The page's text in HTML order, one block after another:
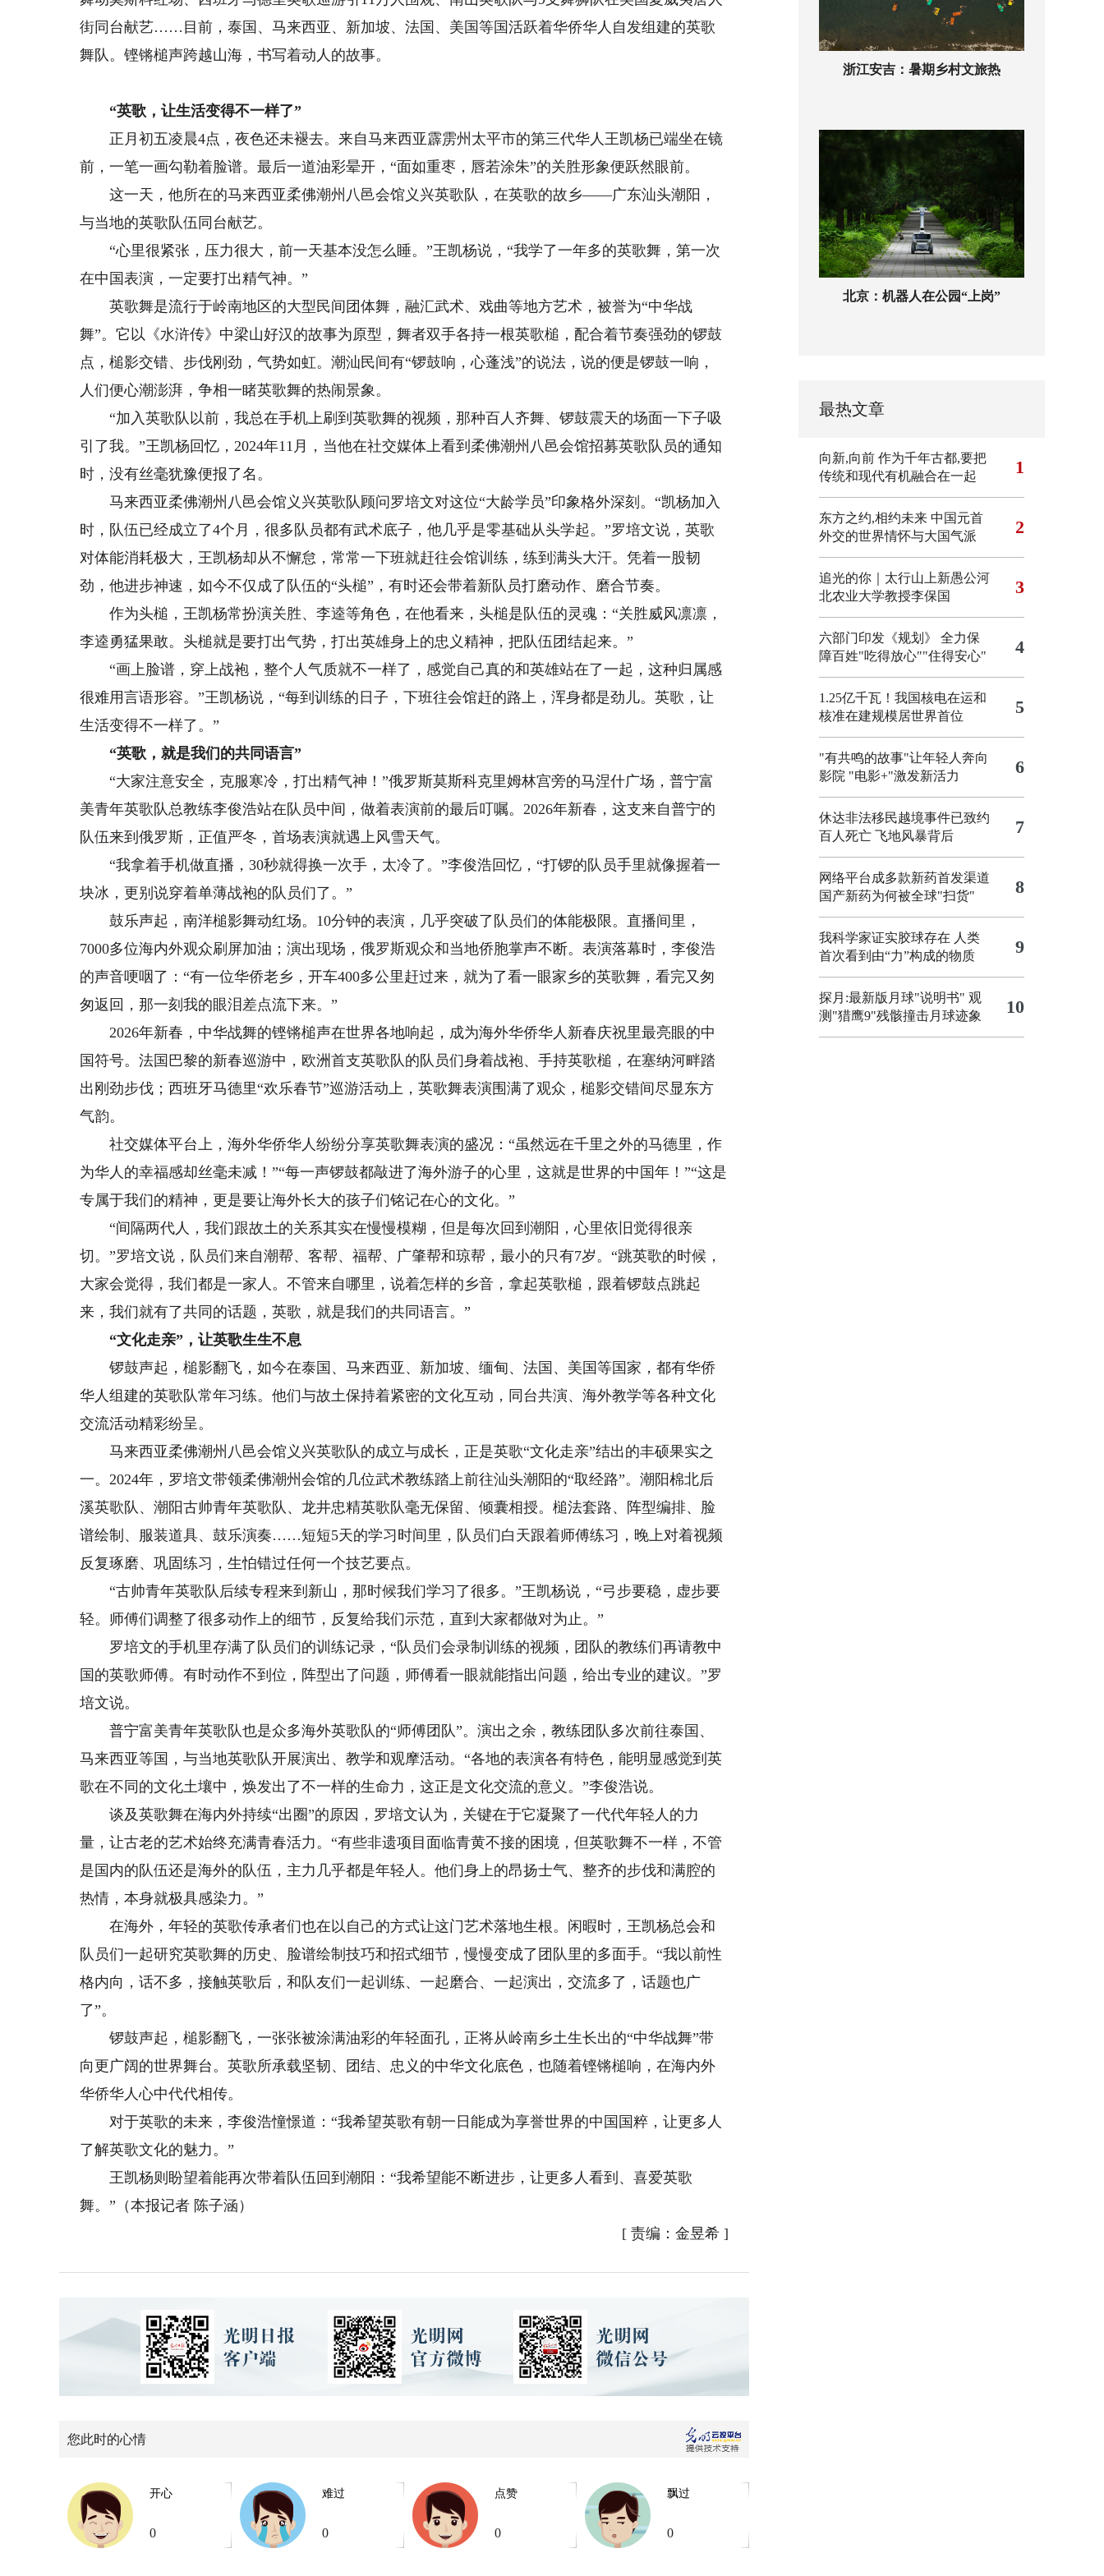
街同台献艺……目前，泰国、马来西亚、新加坡、法国、美国等国活跃着华侨华人自发组建的英歌
舞队。铿锵槌声跨越山海，书写着动人的故事。
“英歌，让生活变得不一样了”
正月初五凌晨4点，夜色还未褪去。来自马来西亚霹雳州太平市的第三代华人王凯杨已端坐在镜
前，一笔一画勾勒着脸谱。最后一道油彩晕开，“面如重枣，唇若涂朱”的关胜形象便跃然眼前。
这一天，他所在的马来西亚柔佛潮州八邑会馆义兴英歌队，在英歌的故乡——广东汕头潮阳，
与当地的英歌队伍同台献艺。
“心里很紧张，压力很大，前一天基本没怎么睡。”王凯杨说，“我学了一年多的英歌舞，第一次
在中国表演，一定要打出精气神。”
英歌舞是流行于岭南地区的大型民间团体舞，融汇武术、戏曲等地方艺术，被誉为“中华战
舞”。它以《水浒传》中梁山好汉的故事为原型，舞者双手各持一根英歌槌，配合着节奏强劲的锣鼓
点，槌影交错、步伐刚劲，气势如虹。潮汕民间有“锣鼓响，心蓬浅”的说法，说的便是锣鼓一响，
人们便心潮澎湃，争相一睹英歌舞的热闹景象。
“加入英歌队以前，我总在手机上刷到英歌舞的视频，那种百人齐舞、锣鼓震天的场面一下子吸
引了我。”王凯杨回忆，2024年11月，当他在社交媒体上看到柔佛潮州八邑会馆招募英歌队员的通知
时，没有丝毫犹豫便报了名。
马来西亚柔佛潮州八邑会馆义兴英歌队顾问罗培文对这位“大龄学员”印象格外深刻。“凯杨加入
时，队伍已经成立了4个月，很多队员都有武术底子，他几乎是零基础从头学起。”罗培文说，英歌
对体能消耗极大，王凯杨却从不懈怠，常常一下班就赶往会馆训练，练到满头大汗。凭着一股韧
劲，他进步神速，如今不仅成了队伍的“头槌”，有时还会带着新队员打磨动作、磨合节奏。
作为头槌，王凯杨常扮演关胜、李逵等角色，在他看来，头槌是队伍的灵魂：“关胜威风凛凛，
李逵勇猛果敢。头槌就是要打出气势，打出英雄身上的忠义精神，把队伍团结起来。”
“画上脸谱，穿上战袍，整个人气质就不一样了，感觉自己真的和英雄站在了一起，这种归属感
很难用言语形容。”王凯杨说，“每到训练的日子，下班往会馆赶的路上，浑身都是劲儿。英歌，让
生活变得不一样了。”
“英歌，就是我们的共同语言”
“大家注意安全，克服寒冷，打出精气神！”俄罗斯莫斯科克里姆林宫旁的马涅什广场，普宁富
美青年英歌队总教练李俊浩站在队员中间，做着表演前的最后叮嘱。2026年新春，这支来自普宁的
队伍来到俄罗斯，正值严冬，首场表演就遇上风雪天气。
“我拿着手机做直播，30秒就得换一次手，太冷了。”李俊浩回忆，“打锣的队员手里就像握着一
块冰，更别说穿着单薄战袍的队员们了。”
鼓乐声起，南洋槌影舞动红场。10分钟的表演，几乎突破了队员们的体能极限。直播间里，
7000多位海内外观众刷屏加油；演出现场，俄罗斯观众和当地侨胞掌声不断。表演落幕时，李俊浩
的声音哽咽了：“有一位华侨老乡，开车400多公里赶过来，就为了看一眼家乡的英歌舞，看完又匆
匆返回，那一刻我的眼泪差点流下来。”
2026年新春，中华战舞的铿锵槌声在世界各地响起，成为海外华侨华人新春庆祝里最亮眼的中
国符号。法国巴黎的新春巡游中，欧洲首支英歌队的队员们身着战袍、手持英歌槌，在塞纳河畔踏
出刚劲步伐；西班牙马德里“欢乐春节”巡游活动上，英歌舞表演围满了观众，槌影交错间尽显东方
气韵。
社交媒体平台上，海外华侨华人纷纷分享英歌舞表演的盛况：“虽然远在千里之外的马德里，作
为华人的幸福感却丝毫未减！”“每一声锣鼓都敲进了海外游子的心里，这就是世界的中国年！”“这是
专属于我们的精神，更是要让海外长大的孩子们铭记在心的文化。”
“间隔两代人，我们跟故土的关系其实在慢慢模糊，但是每次回到潮阳，心里依旧觉得很亲
切。”罗培文说，队员们来自潮帮、客帮、福帮、广肇帮和琼帮，最小的只有7岁。“跳英歌的时候，
大家会觉得，我们都是一家人。不管来自哪里，说着怎样的乡音，拿起英歌槌，跟着锣鼓点跳起
来，我们就有了共同的话题，英歌，就是我们的共同语言。”
“文化走亲”，让英歌生生不息
锣鼓声起，槌影翻飞，如今在泰国、马来西亚、新加坡、缅甸、法国、美国等国家，都有华侨
华人组建的英歌队常年习练。他们与故土保持着紧密的文化互动，同台共演、海外教学等各种文化
交流活动精彩纷呈。
马来西亚柔佛潮州八邑会馆义兴英歌队的成立与成长，正是英歌“文化走亲”结出的丰硕果实之
一。2024年，罗培文带领柔佛潮州会馆的几位武术教练踏上前往汕头潮阳的“取经路”。潮阳棉北后
溪英歌队、潮阳古帅青年英歌队、龙井忠精英歌队毫无保留、倾囊相授。槌法套路、阵型编排、脸
谱绘制、服装道具、鼓乐演奏……短短5天的学习时间里，队员们白天跟着师傅练习，晚上对着视频
反复琢磨、巩固练习，生怕错过任何一个技艺要点。
“古帅青年英歌队后续专程来到新山，那时候我们学习了很多。”王凯杨说，“弓步要稳，虚步要
轻。师傅们调整了很多动作上的细节，反复给我们示范，直到大家都做对为止。”
罗培文的手机里存满了队员们的训练记录，“队员们会录制训练的视频，团队的教练们再请教中
国的英歌师傅。有时动作不到位，阵型出了问题，师傅看一眼就能指出问题，给出专业的建议。”罗
培文说。
普宁富美青年英歌队也是众多海外英歌队的“师傅团队”。演出之余，教练团队多次前往泰国、
马来西亚等国，与当地英歌队开展演出、教学和观摩活动。“各地的表演各有特色，能明显感觉到英
歌在不同的文化土壤中，焕发出了不一样的生命力，这正是文化交流的意义。”李俊浩说。
谈及英歌舞在海内外持续“出圈”的原因，罗培文认为，关键在于它凝聚了一代代年轻人的力
量，让古老的艺术始终充满青春活力。“有些非遗项目面临青黄不接的困境，但英歌舞不一样，不管
是国内的队伍还是海外的队伍，主力几乎都是年轻人。他们身上的昂扬士气、整齐的步伐和满腔的
热情，本身就极具感染力。”
在海外，年轻的英歌传承者们也在以自己的方式让这门艺术落地生根。闲暇时，王凯杨总会和
队员们一起研究英歌舞的历史、脸谱绘制技巧和招式细节，慢慢变成了团队里的多面手。“我以前性
格内向，话不多，接触英歌后，和队友们一起训练、一起磨合、一起演出，交流多了，话题也广
了”。
锣鼓声起，槌影翻飞，一张张被涂满油彩的年轻面孔，正将从岭南乡土生长出的“中华战舞”带
向更广阔的世界舞台。英歌所承载坚韧、团结、忠义的中华文化底色，也随着铿锵槌响，在海内外
华侨华人心中代代相传。
对于英歌的未来，李俊浩憧憬道：“我希望英歌有朝一日能成为享誉世界的中国国粹，让更多人
了解英歌文化的魅力。”
王凯杨则盼望着能再次带着队伍回到潮阳：“我希望能不断进步，让更多人看到、喜爱英歌
舞。”（本报记者 陈子涵）
[ 责编：金昱希 ]
您此时的心情
开心
0
难过
0
点赞
0
飘过
0
浙江安吉：暑期乡村文旅热
北京：机器人在公园“上岗”
最热文章
向新,向前 作为千年古都,要把
传统和现代有机融合在一起
1
东方之约,相约未来 中国元首
外交的世界情怀与大国气派
2
追光的你｜太行山上新愚公河
北农业大学教授李保国
3
六部门印发《规划》 全力保
障百姓"吃得放心""住得安心"
4
1.25亿千瓦！我国核电在运和
核准在建规模居世界首位
5
"有共鸣的故事"让年轻人奔向
影院 "电影+"激发新活力 6
休达非法移民越境事件已致约
百人死亡 飞地风暴背后 7
网络平台成多款新药首发渠道
国产新药为何被全球"扫货"
8
我科学家证实胶球存在 人类
首次看到由“力”构成的物质
9
探月:最新版月球"说明书" 观
测"猎鹰9"残骸撞击月球迹象
10